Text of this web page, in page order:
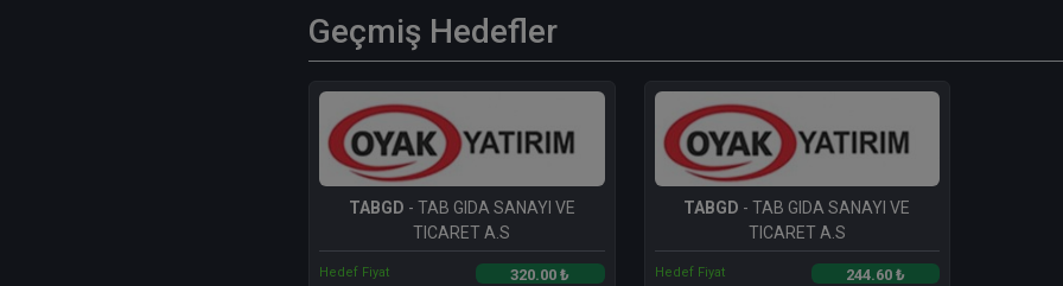
Geçmiş Hedefler
TABGD - TAB GIDA SANAYI VE
TICARET A.S
Hedef Fiyat 320.00 ₺
TABGD - TAB GIDA SANAYI VE
TICARET A.S
Hedef Fiyat 244.60 ₺